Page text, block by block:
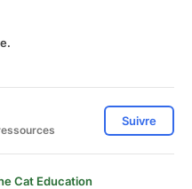
Suivre
Cat Education